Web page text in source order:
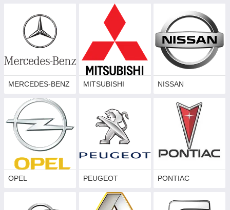
MERCEDES-BENZ MITSUBISHI NISSAN
OPEL PEUGEOT PONTIAC